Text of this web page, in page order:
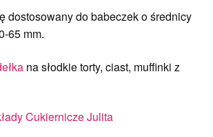
dostosowany do babeczek o średnicy
65 mm.
na słodkie torty, ciast, muffinki z
Cukiernicze Julita